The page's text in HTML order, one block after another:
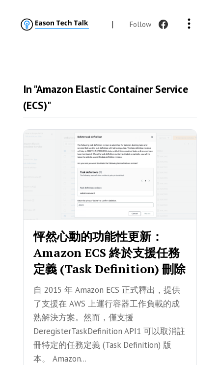
| Follow
In "Amazon Elastic Container Service
(ECS)"
怦然心動的功能性更新：
Amazon ECS 終於支援任務
定義 (Task Definition) 刪除
自 2015 年 Amazon ECS 正式釋出，提供
了支援在 AWS 上運行容器工作負載的成
熟解決方案。然而，僅支援
DeregisterTaskDefinition API1 可以取消註
冊特定的任務定義 (Task Definition) 版
本。 Amazon...